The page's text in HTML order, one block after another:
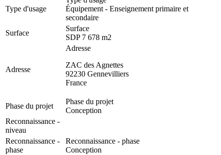
Type d'usage
Équipement - Enseignement primaire et
secondaire
Surface
Surface
SDP 7 678 m2
Adresse
Adresse
ZAC des Agnettes
92230 Gennevilliers
France
Phase du projet
Phase du projet
Conception
Reconnaissance -
niveau
Reconnaissance -
phase
Reconnaissance - phase
Conception